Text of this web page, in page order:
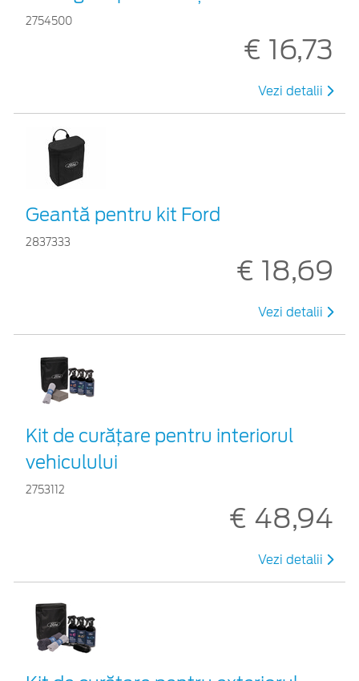
2754500
€ 16,73
Vezi detalii
Geantă pentru kit Ford
2837333
€ 18,69
Vezi detalii
Kit de curățare pentru interiorul
vehiculului
2753112
€ 48,94
Vezi detalii